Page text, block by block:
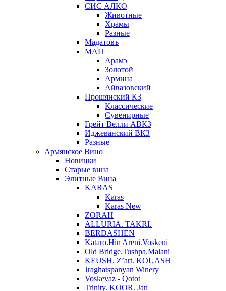
СИС АЛКО
Животные
Храмы
Разные
Мадатовъ
МАП
Арамэ
Золотой
Армина
Айвазовский
Прошянский КЗ
Классические
Сувенирные
Грейт Велли АВКЗ
Иджеванский ВКЗ
Разные
Армянское Вино
Новинки
Старые вина
Элитные Вина
KARAS
Karas
Karas New
ZORAH
ALLURIA. TAKRI.
BERDASHEN
Kataro.Hin Areni.Voskeni
Old Bridge.Tushpa.Malani
KEUSH. Z’art. KOUASH
Jraghatspanyan Winery
Voskevaz - Qotot
Trinity. KOOR. Jan